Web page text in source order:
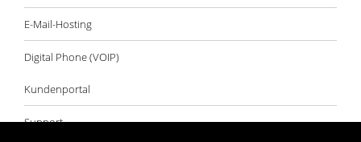
E-Mail-Hosting
Digital Phone (VOIP)
Kundenportal
Support